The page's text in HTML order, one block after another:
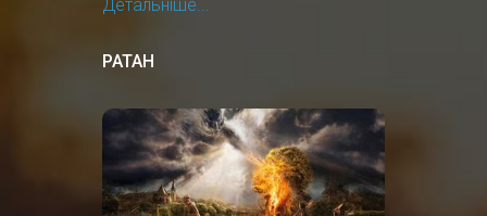
Детальніше...
РАТАН